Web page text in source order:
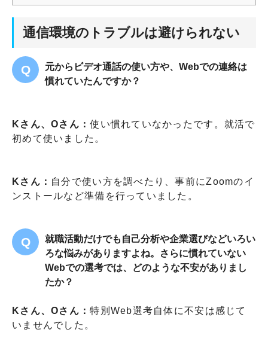
通信環境のトラブルは避けられない
元からビデオ通話の使い方や、Webでの連絡は
慣れていたんですか？
Kさん、Oさん：使い慣れていなかったです。就活で
初めて使いました。
Kさん： 自分で使い方を調べたり、事前にZoomのイ
ンストールなど準備を行っていました。
就職活動だけでも自己分析や企業選びなどいろい
ろな悩みがありますよね。さらに慣れていない
Webでの選考では、どのような不安がありまし
たか？
Kさん、Oさん：特別Web選考自体に不安は感じて
いませんでした。